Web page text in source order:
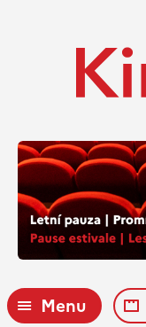
Menu